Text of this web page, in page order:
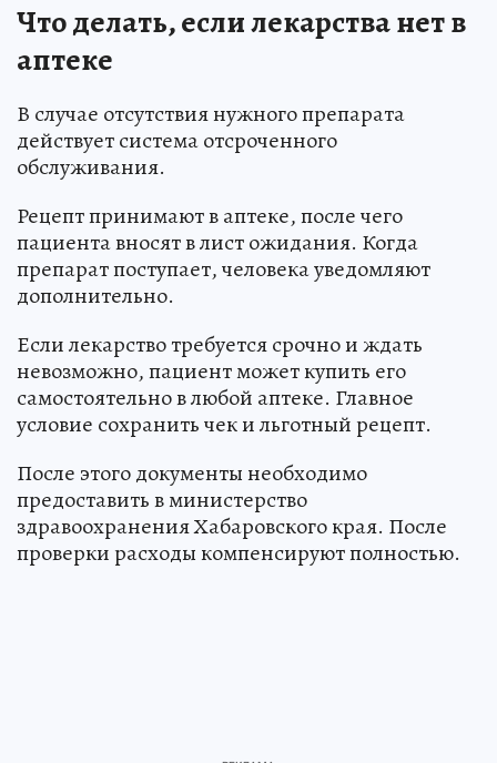
Что делать, если лекарства нет в
аптеке
В случае отсутствия нужного препарата
действует система отсроченного
обслуживания.
Рецепт принимают в аптеке, после чего
пациента вносят в лист ожидания. Когда
препарат поступает, человека уведомляют
дополнительно.
Если лекарство требуется срочно и ждать
невозможно, пациент может купить его
самостоятельно в любой аптеке. Главное
условие сохранить чек и льготный рецепт.
После этого документы необходимо
предоставить в министерство
здравоохранения Хабаровского края. После
проверки расходы компенсируют полностью.